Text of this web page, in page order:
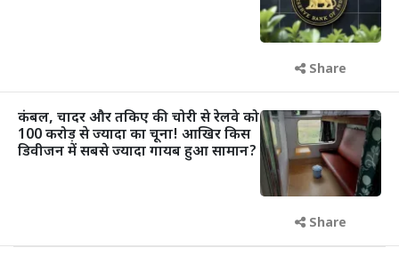
Share
कंबल, चादर और तकिए की चोरी से रेलवे को
100 करोड़ से ज्यादा का चूना! आखिर किस
डिवीजन में सबसे ज्यादा गायब हुआ सामान?
Share